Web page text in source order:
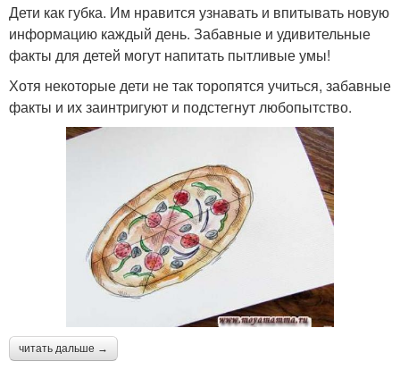
Дети как губка. Им нравится узнавать и впитывать новую
информацию каждый день. Забавные и удивительные
факты для детей могут напитать пытливые умы!
Хотя некоторые дети не так торопятся учиться, забавные
факты и их заинтригуют и подстегнут любопытство.
читать дальше →